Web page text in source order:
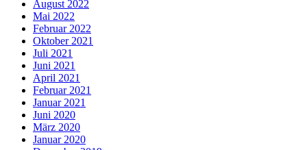
August 2022
Mai 2022
Februar 2022
Oktober 2021
Juli 2021
Juni 2021
April 2021
Februar 2021
Januar 2021
Juni 2020
März 2020
Januar 2020